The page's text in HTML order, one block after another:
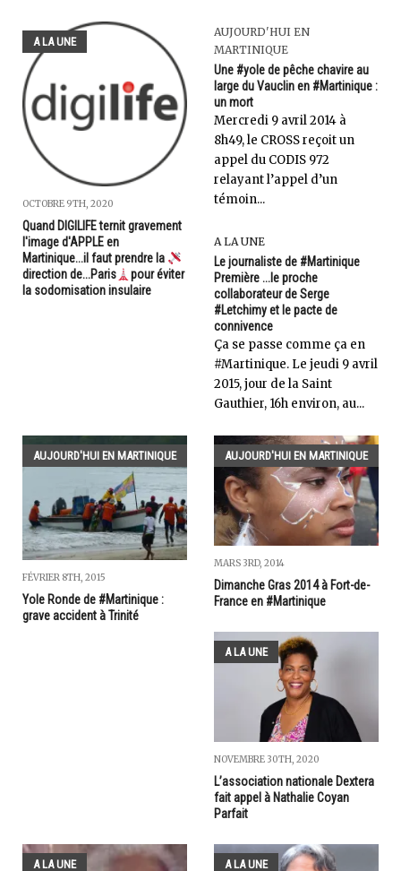
A LA UNE
OCTOBRE 9TH, 2020
Quand DIGILIFE ternit gravement
l'image d'APPLE en
Martinique...il faut prendre la
direction de...Paris
pour éviter
la sodomisation insulaire
AUJOURD'HUI EN
MARTINIQUE
Une #yole de pêche chavire au
large du Vauclin en #Martinique :
un mort
Mercredi 9 avril 2014 à
8h49, le CROSS reçoit un
appel du CODIS 972
relayant l’appel d’un
témoin...
A LA UNE
Le journaliste de #Martinique
Première ...le proche
collaborateur de Serge
#Letchimy et le pacte de
connivence
Ça se passe comme ça en
#Martinique. Le jeudi 9 avril
2015, jour de la Saint
Gauthier, 16h environ, au...
AUJOURD'HUI EN MARTINIQUE
FÉVRIER 8TH, 2015
Yole Ronde de #Martinique :
grave accident à Trinité
AUJOURD'HUI EN MARTINIQUE
MARS 3RD, 2014
Dimanche Gras 2014 à Fort-de-
France en #Martinique
A LA UNE
NOVEMBRE 30TH, 2020
L’association nationale Dextera
fait appel à Nathalie Coyan
Parfait
A LA UNE A LA UNE